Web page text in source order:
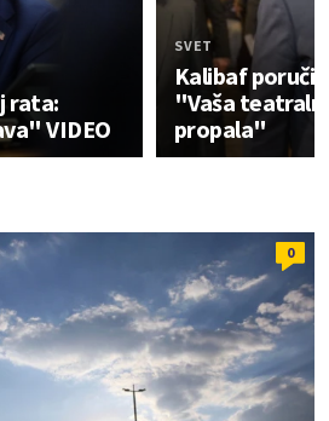
rata:
VIDEO
SVET
Kalibaf
"Vaša
propala"
0